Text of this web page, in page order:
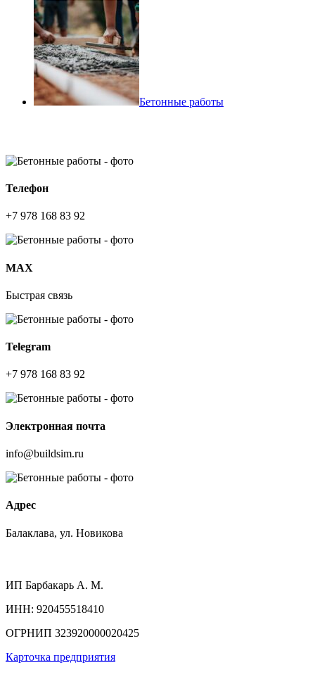
Бетонные работы
Телефон
+7 978 168 83 92
МАХ
Быстрая связь
Telegram
+7 978 168 83 92
Электронная почта
info@buildsim.ru
Адрес
Балаклава, ул. Новикова
ИП Барбакарь А. М.
ИНН: 920455518410
ОГРНИП 323920000020425
Карточка предприятия